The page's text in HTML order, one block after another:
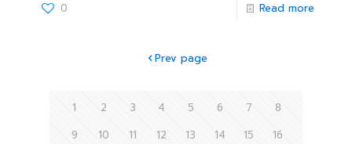
0 Read more
Prev page
1 2 3 4 5 6 7
8
9
10 11 12 13 14 15
16